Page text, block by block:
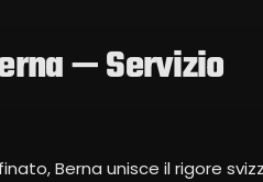
— Servizio
Berna unisce il rigore